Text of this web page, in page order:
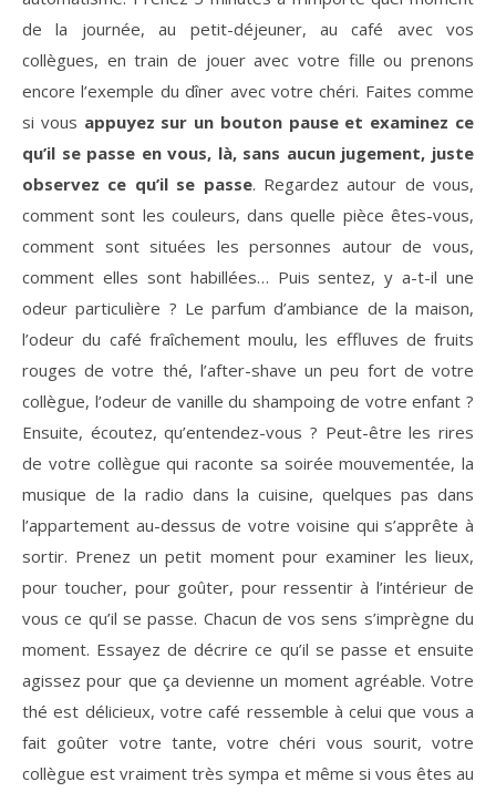
de la journée, au petit-déjeuner, au café avec vos
collègues, en train de jouer avec votre fille ou prenons
encore l’exemple du dîner avec votre chéri. Faites comme
si vous appuyez sur un bouton pause et examinez ce
qu’il se passe en vous, là, sans aucun jugement, juste
observez ce qu’il se passe. Regardez autour de vous,
comment sont les couleurs, dans quelle pièce êtes-vous,
comment sont situées les personnes autour de vous,
comment elles sont habillées… Puis sentez, y a-t-il une
odeur particulière ? Le parfum d’ambiance de la maison,
l’odeur du café fraîchement moulu, les effluves de fruits
rouges de votre thé, l’after-shave un peu fort de votre
collègue, l’odeur de vanille du shampoing de votre enfant ?
Ensuite, écoutez, qu’entendez-vous ? Peut-être les rires
de votre collègue qui raconte sa soirée mouvementée, la
musique de la radio dans la cuisine, quelques pas dans
l’appartement au-dessus de votre voisine qui s’apprête à
sortir. Prenez un petit moment pour examiner les lieux,
pour toucher, pour goûter, pour ressentir à l’intérieur de
vous ce qu’il se passe. Chacun de vos sens s’imprègne du
moment. Essayez de décrire ce qu’il se passe et ensuite
agissez pour que ça devienne un moment agréable. Votre
thé est délicieux, votre café ressemble à celui que vous a
fait goûter votre tante, votre chéri vous sourit, votre
collègue est vraiment très sympa et même si vous êtes au